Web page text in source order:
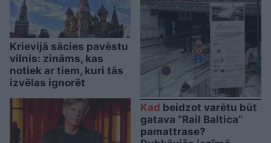
Krievijā sācies pavēstu
vilnis: zināms, kas
notiek ar tiem, kuri tās
izvēlas ignorēt
Kad beidzot varētu būt
gatava “Rail Baltica”
pamattrase?